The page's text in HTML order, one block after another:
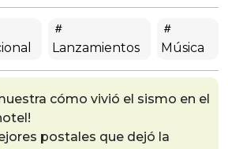
Lanzamientos Música
cómo vivió el sismo en el
postales que dejó la